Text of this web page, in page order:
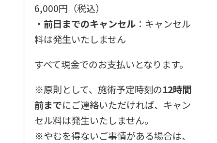
6,000円（税込）
・前日までのキャンセル ：キャンセル
料は発生いたしません
すべて現金でのお支払いとなります。
※原則として、施術予定時刻の12時間
前までにご連絡いただければ、キャン
セル料は発生いたしません。
※やむを得ないご事情がある場合は、